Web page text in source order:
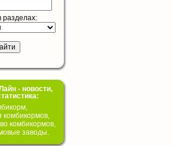
разделах:
- новости,
комбикормов,
комбикормов,
заводы.